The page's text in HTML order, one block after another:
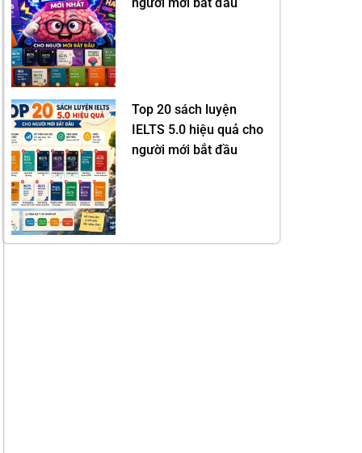
Top 20 sách luyện
IELTS 5.0 hiệu quả cho
người mới bắt đầu